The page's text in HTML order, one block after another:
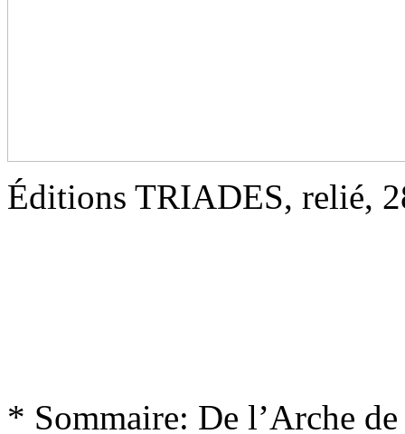
Éditions TRIADES, relié,
* Sommaire: De l’Arche